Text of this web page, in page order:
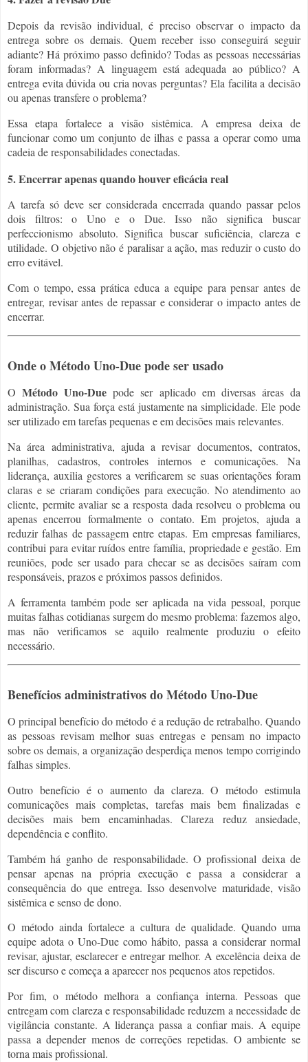
Depois da revisão individual, é preciso observar o impacto da
entrega sobre os demais. Quem receber isso conseguirá seguir
adiante? Há próximo passo definido? Todas as pessoas necessárias
foram informadas? A linguagem está adequada ao público? A
entrega evita dúvida ou cria novas perguntas? Ela facilita a decisão
ou apenas transfere o problema?
Essa etapa fortalece a visão sistêmica. A empresa deixa de
funcionar como um conjunto de ilhas e passa a operar como uma
cadeia de responsabilidades conectadas.
5. Encerrar apenas quando houver eficácia real
A tarefa só deve ser considerada encerrada quando passar pelos
dois filtros: o Uno e o Due. Isso não significa buscar
perfeccionismo absoluto. Significa buscar suficiência, clareza e
utilidade. O objetivo não é paralisar a ação, mas reduzir o custo do
erro evitável.
Com o tempo, essa prática educa a equipe para pensar antes de
entregar, revisar antes de repassar e considerar o impacto antes de
encerrar.
Onde o Método Uno-Due pode ser usado
OMétodo Uno-Due pode ser aplicado em diversas áreas da
administração. Sua força está justamente na simplicidade. Ele pode
ser utilizado em tarefas pequenas e em decisões mais relevantes.
Na área administrativa, ajuda a revisar documentos, contratos,
planilhas, cadastros, controles internos e comunicações. Na
liderança, auxilia gestores a verificarem se suas orientações foram
claras e se criaram condições para execução. No atendimento ao
cliente, permite avaliar se a resposta dada resolveu o problema ou
apenas encerrou formalmente o contato. Em projetos, ajuda a
reduzir falhas de passagem entre etapas. Em empresas familiares,
contribui para evitar ruídos entre família, propriedade e gestão. Em
reuniões, pode ser usado para checar se as decisões saíram com
responsáveis, prazos e próximos passos definidos.
A ferramenta também pode ser aplicada na vida pessoal, porque
muitas falhas cotidianas surgem do mesmo problema: fazemos algo,
mas não verificamos se aquilo realmente produziu o efeito
necessário.
Benefícios administrativos do Método Uno-Due
O principal benefício do método é a redução de retrabalho. Quando
as pessoas revisam melhor suas entregas e pensam no impacto
sobre os demais, a organização desperdiça menos tempo corrigindo
falhas simples.
Outro benefício é o aumento da clareza. O método estimula
comunicações mais completas, tarefas mais bem finalizadas e
decisões mais bem encaminhadas. Clareza reduz ansiedade,
dependência e conflito.
Também há ganho de responsabilidade. O profissional deixa de
pensar apenas na própria execução e passa a considerar a
consequência do que entrega. Isso desenvolve maturidade, visão
sistêmica e senso de dono.
O método ainda fortalece a cultura de qualidade. Quando uma
equipe adota o Uno-Due como hábito, passa a considerar normal
revisar, ajustar, esclarecer e entregar melhor. A excelência deixa de
ser discurso e começa a aparecer nos pequenos atos repetidos.
Por fim, o método melhora a confiança interna. Pessoas que
entregam com clareza e responsabilidade reduzem a necessidade de
vigilância constante. A liderança passa a confiar mais. A equipe
passa a depender menos de correções repetidas. O ambiente se
torna mais profissional.